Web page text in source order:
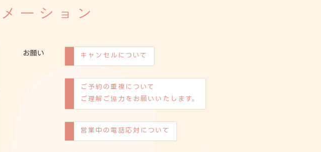
ーション
お願い キャンセルについて
ご予約の重複について
ご理解ご協力をお願いいたします。
営業中の電話応対について